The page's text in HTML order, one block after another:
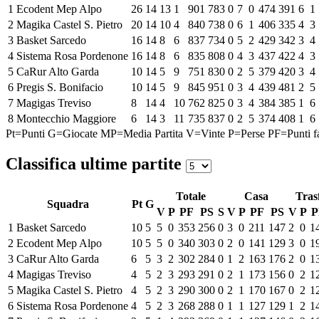
1 Ecodent Mep Alpo 26 14 13 1 901 783 0 7 0 474 391 6 1
2 Magika Castel S. Pietro 20 14 10 4 840 738 0 6 1 406 335 4 3
3 Basket Sarcedo 16 14 8 6 837 734 0 5 2 429 342 3 4
4 Sistema Rosa Pordenone 16 14 8 6 835 808 0 4 3 437 422 4 3
5 CaRur Alto Garda 10 14 5 9 751 830 0 2 5 379 420 3 4
6 Pregis S. Bonifacio 10 14 5 9 845 951 0 3 4 439 481 2 5
7 Magigas Treviso 8 14 4 10 762 825 0 3 4 384 385 1 6
8 Montecchio Maggiore 6 14 3 11 735 837 0 2 5 374 408 1 6
Pt=Punti G=Giocate MP=Media Partita V=Vinte P=Perse PF=Punti
Classifica ultime partite
Squadra Pt G
Totale Casa
V P PF PS S V P PF PS V P
1 Basket Sarcedo 10 5 5 0 353 256 0 3 0 211 147 2 0
2 Ecodent Mep Alpo 10 5 5 0 340 303 0 2 0 141 129 3 0
3 CaRur Alto Garda 6 5 3 2 302 284 0 1 2 163 176 2 0
4 Magigas Treviso 4 5 2 3 293 291 0 2 1 173 156 0 2
5 Magika Castel S. Pietro 4 5 2 3 290 300 0 2 1 170 167 0 2
6 Sistema Rosa Pordenone 4 5 2 3 268 288 0 1 1 127 129 1 2